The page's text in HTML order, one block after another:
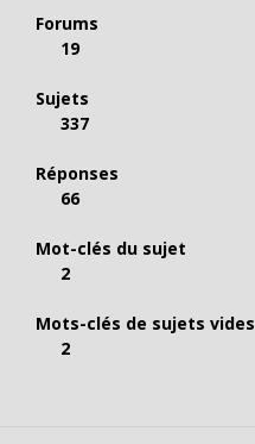
Forums
19
Sujets
337
Réponses
66
Mot-clés du sujet
2
Mots-clés de sujets vides
2